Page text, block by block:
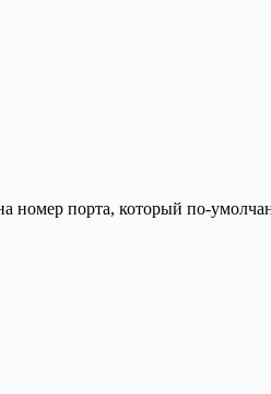
номер порта, который по-